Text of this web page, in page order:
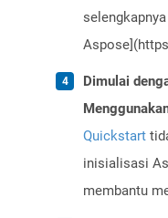
Dimulai
Quickstart
inisialisasi
membantu